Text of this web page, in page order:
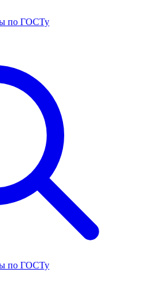
по ГОСТу
по ГОСТу